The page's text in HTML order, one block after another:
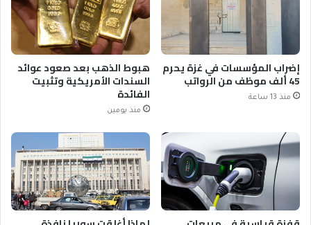
إضراب المؤسسات في غزة يحرم
45 ألف موظف من الرواتب
منذ 13 ساعة
هبوط الذهب بعد صعود عوائد
السندات الأمريكية وتثبيت
الفائدة
منذ يومين